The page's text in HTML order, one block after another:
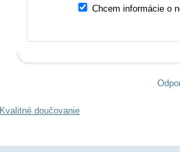
Chcem informácie o
Kvalitné doučovanie